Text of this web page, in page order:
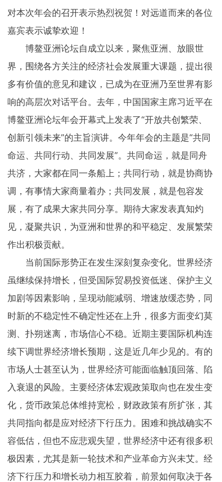
对本次年会的召开表示热烈祝贺！对远道而来的各位
嘉宾表示诚挚欢迎！
博鳌亚洲论坛自成立以来，聚焦亚洲、放眼世
界，围绕各方关注的经济社会发展重大课题，提出很
多有价值的意见和建议，已成为在亚洲乃至世界有影
响的高层次对话平台。去年，中国国家主席习近平在
博鳌亚洲论坛年会开幕式上发表了“开放共创繁荣、
创新引领未来”的主旨演讲。今年年会的主题是“共同
命运、共同行动、共同发展”。共同命运，就是同舟
共济，大家都在同一条船上；共同行动，就是协商协
调，有事情大家商量着办；共同发展，就是包容发
展，有了成果大家共同分享。期待大家发表真知灼
见，凝聚共识，为亚洲和世界的和平稳定、发展繁荣
作出积极贡献。
当前国际形势正在发生深刻复杂变化。世界经济
虽继续保持增长，但受国际贸易投资低迷、保护主义
加剧等因素影响，呈现动能减弱、增速放缓态势，同
时新的不稳定性不确定性还在上升，很多方面变幻莫
测、扑朔迷离，市场信心不稳。近期主要国际机构连
续下调世界经济增长预期，这是近几年少见的。有的
市场人士甚至认为，世界经济可能面临触顶回落、陷
入衰退的风险。主要经济体宏观政策取向也在发生变
化，货币政策总体维持宽松，财政政策有所扩张，其
共同指向都是应对经济下行压力。困难和挑战确实不
容低估，但也不应悲观失望，世界经济中还有很多积
极因素，尤其是新一轮技术和产业革命方兴未艾。经
济下行压力和增长动力相互胶着，前景如何取决于各